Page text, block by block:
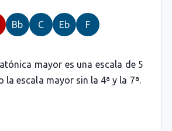
Bb C Eb F
mayor es una escala de 5
la escala mayor sin la 4ª y la 7ª.